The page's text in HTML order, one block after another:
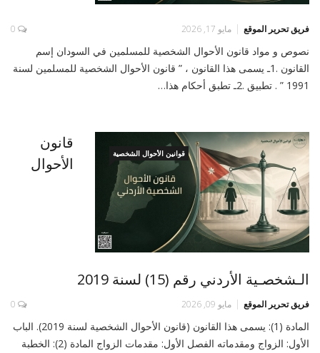
فريق تحرير الموقع مايو 17, 2026 0
نصوص و مواد قانون الأحوال الشخصية للمسلمين في السودان إسم
القانون .1ـ يسمى هذا القانون ، ” قانون الأحوال الشخصية للمسلمين لسنة
1991 ” . تطبيق .2ـ تطبق أحكام هذا…
قوانين الأحوال الشخصية
قانون
الأحوال
الـشخصـية الأردني رقم (15) لسنة 2019
فريق تحرير الموقع مايو 09, 2026 0
المادة (1): يسمى هذا القانون (قانون الأحوال الشخصية لسنة 2019). الباب
الأول: الزواج ومقدماته الفصل الأول: مقدمات الزواج المادة (2): الخطبة